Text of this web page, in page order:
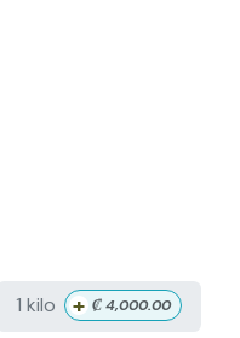
1 kilo + ₡4,000.00